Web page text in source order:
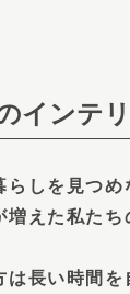
インテ
らしを見つめ
増えた私たち
は長い時間